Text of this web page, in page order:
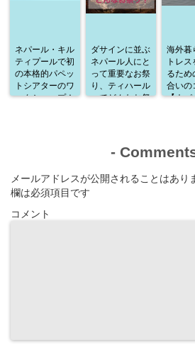
ネパール・キル
ティプールで初
の本格的パペッ
トシアターのワ
ークショップ！
ダサインに並ぶ
ネパール人にと
って重要なお祭
り、ティハール
ってどんなお祭
海外暮
トレ
るため
合いの
【ネパ
-
メールアドレスが公開されることはあり
欄は必須項目です
コメント